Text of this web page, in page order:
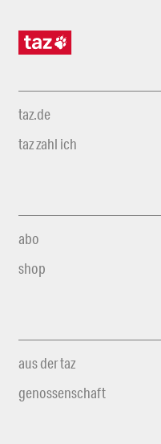
taz.de
taz zahl ich
abo
shop
aus der taz
genossenschaft